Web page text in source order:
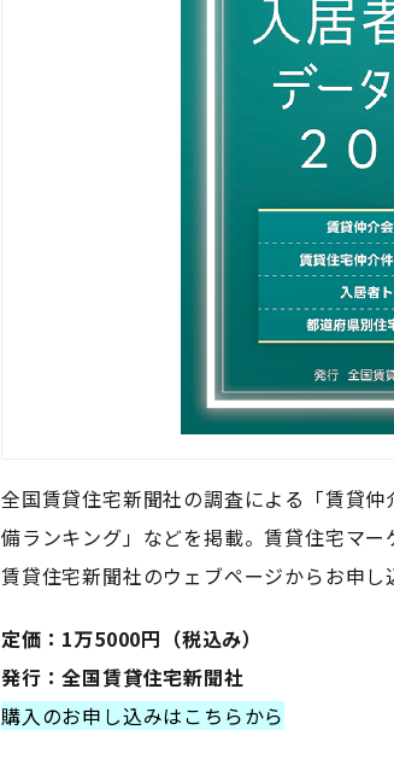
全国賃貸住宅新聞社の調査による「賃貸
備ランキング」などを掲載。賃貸住宅マ
賃貸住宅新聞社のウェブページからお申し
定価：1万5000円（税込み）
発行：全国賃貸住宅新聞社
購入のお申し込みはこちらから